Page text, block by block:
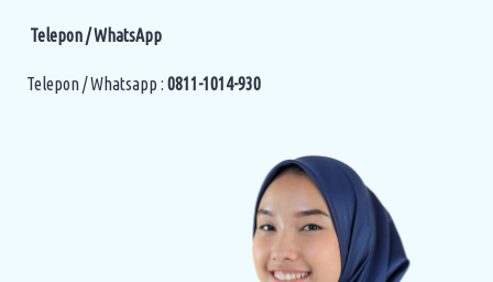
Telepon / WhatsApp
Telepon / Whatsapp : 0811-1014-930